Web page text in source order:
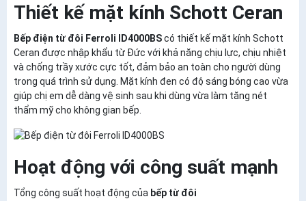
Thiết kế mặt kính Schott Ceran
Bếp điện từ đôi Ferroli ID4000BScó thiết kế mặt kính Schott
Ceran được nhập khẩu từ Đức với khả năng chịu lực, chịu nhiệt
và chống trầy xước cực tốt, đảm bảo an toàn cho người dùng
trong quá trình sử dụng. Mặt kính đen có độ sáng bóng cao vừa
giúp chị em dễ dàng vệ sinh sau khi dùng vừa làm tăng nét
thẩm mỹ cho không gian bếp.
Hoạt động với công suất mạnh
Tổng công suất hoạt động của bếp từ đôi